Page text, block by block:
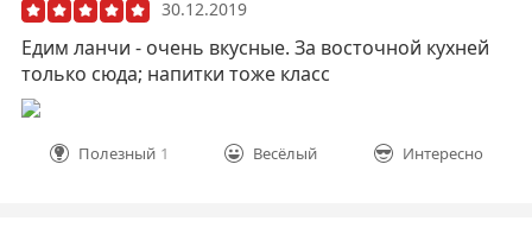
30.12.2019
Едим ланчи - очень вкусные. За восточной кухней
только сюда; напитки тоже класс
Полезный 1 Весёлый Интересно